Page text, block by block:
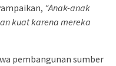
“Anak-anak
kuat karena mereka
pembangunan sumber